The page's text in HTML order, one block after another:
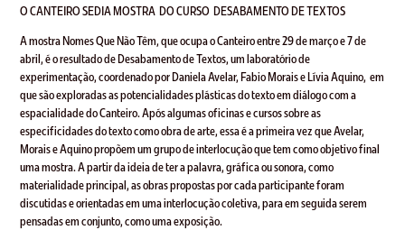
O CANTEIRO SEDIA MOSTRA DO CURSO DESABAMENTO DE TEXTOS
A mostra Nomes Que Não Têm, que ocupa o Canteiro entre 29 de março e 7 de
abril, é o resultado de Desabamento de Textos, um laboratório de
experimentação, coordenado por Daniela Avelar, Fabio Morais e Lívia Aquino, em
que são exploradas as potencialidades plásticas do texto em diálogo com a
espacialidade do Canteiro. Após algumas oficinas e cursos sobre as
especificidades do texto como obra de arte, essa é a primeira vez que Avelar,
Morais e Aquino propõem um grupo de interlocução que tem como objetivo final
uma mostra. A partir da ideia de ter a palavra, gráfica ou sonora, como
materialidade principal, as obras propostas por cada participante foram
discutidas e orientadas em uma interlocução coletiva, para em seguida serem
pensadas em conjunto, como uma exposição.